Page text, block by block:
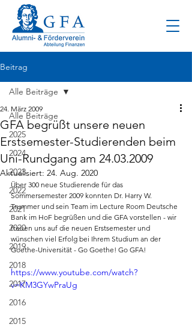
Beitrag
Alle Beiträge
2025
2024
2023
2022
2021
2020
2019
2018
2017
2016
2015
Alle Beiträge
GFA begrüßt unsere neuen
Erstsemester-Studierenden beim
Uni-Rundgang am 24.03.2009
24. März 2009
Aktualisiert: 24. Aug. 2020
Über 300 neue Studierende für das
Sommersemester 2009 konnten Dr. Harry W.
Trummer und sein Team im Lecture Room Deutsche
Bank im HoF begrüßen und die GFA vorstellen - wir
freuen uns auf die neuen Erstsemester und
wünschen viel Erfolg bei Ihrem Studium an der
Goethe-Universität - Go Goethe! Go GFA!
https://www.youtube.com/watch?
v=KM3GYwPraUg